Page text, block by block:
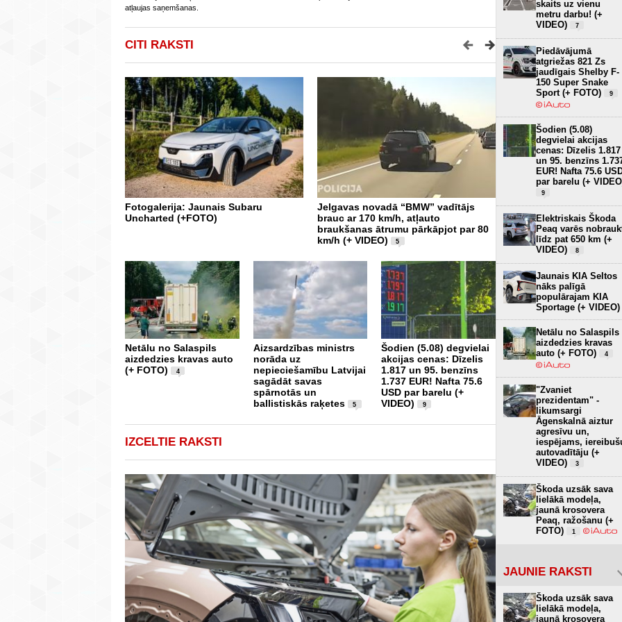
atļaujas saņemšanas.
CITI RAKSTI
Fotogalerija: Jaunais Subaru
Uncharted (+FOTO)
Jelgavas novadā “BMW” vadītājs
brauc ar 170 km/h, atļauto
braukšanas ātrumu pārkāpjot par 80
km/h (+ VIDEO)
5
Netālu no Salaspils
aizdedzies kravas auto
(+ FOTO)
4
Aizsardzības ministrs
norāda uz
nepieciešamību Latvijai
sagādāt savas
spārnotās un
ballistiskās raķetes
5
Šodien (5.08) degvielai
akcijas cenas: Dīzelis
1.817 un 95. benzīns
1.737 EUR! Nafta 75.6
USD par barelu (+
VIDEO)
9
Rīgas remontu jaunā
kļūdu skaits uz vienu
VIDEO)
7
Šogad Valsts policijā
fiksēti pieci
disciplinārpārkāpumi
alkohola reibumā
IZCELTIE RAKSTI
skaits uz vienu
metru darbu! (+
VIDEO)
7
Piedāvājumā
atgriežas 821 Zs
jaudīgais Shelby F-
150 Super Snake
Sport (+ FOTO)
9
Šodien (5.08)
degvielai akcijas
cenas: Dīzelis 1.817
un 95. benzīns
EUR! Nafta 75.6
par barelu (+
9
Elektriskais Škoda
Peaq varēs
līdz pat 650 km (+
VIDEO)
8
Jaunais KIA Seltos
nāks palīgā
populārajam KIA
Sportage (+ VIDEO)
Netālu no Salaspils
aizdedzies kravas
auto (+ FOTO)
4
"Zvaniet
prezidentam" -
likumsargi
Āgenskalnā aiztur
agresīvu un,
iespējams,
autovadītāju (+
VIDEO)
3
Škoda uzsāk sava
lielākā modeļa,
jaunā krosovera
Peaq, ražošanu (+
FOTO)
1
JAUNIE RAKSTI
Škoda uzsāk sava
lielākā modeļa,
jaunā krosovera